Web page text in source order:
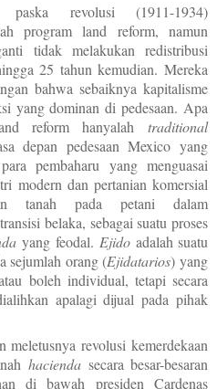
paska revolusi (1911-1934)
program land reform, namun
tidak melakukan redistribusi
25 tahun kemudian. Mereka
bahwa sebaiknya kapitalisme
yang dominan di pedesaan. Apa
reform hanyalah traditional
depan pedesaan Mexico yang
pembaharu yang menguasai
modern dan pertanian komersial
tanah pada petani dalam
belaka, sebagai suatu proses
yang feodal. Ejido adalah suatu
sejumlah orang (Ejidatarios) yang
boleh individual, tetapi secara
apalagi dijual pada pihak
meletusnya revolusi kemerdekaan
hacienda secara besar-besaran
di bawah presiden Cardenas